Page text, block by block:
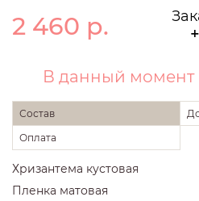
2 460 р.
В данный момент
Состав
Оплата
Хризантема кустовая
Пленка матовая